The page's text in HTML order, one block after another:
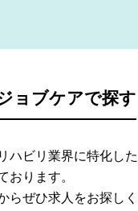
ョブケアで探す
ハビリ業界に特化した
おります。
らぜひ求人をお探しく